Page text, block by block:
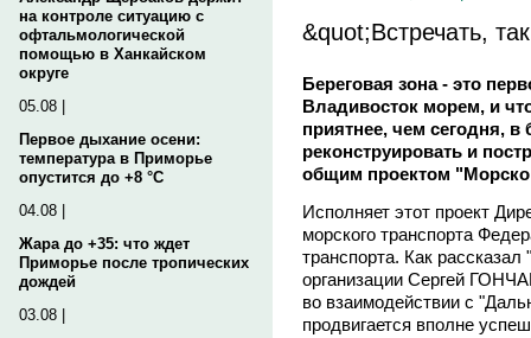
на контроле ситуацию с
офтальмологической
помощью в Ханкайском
округе
05.08 |
Первое дыхание осени:
температура в Приморье
опустится до +8 °C
04.08 |
Жара до +35: что ждет
Приморье после тропических
дождей
03.08 |
&quot;Встречать,
Береговая зона - это
Владивосток морем, и
приятнее, чем сегодня,
реконструировать и
общим проектом
Исполняет этот проект
морского транспорта
транспорта. Как
организации Сергей
во взаимодействии с
продвигается вполне